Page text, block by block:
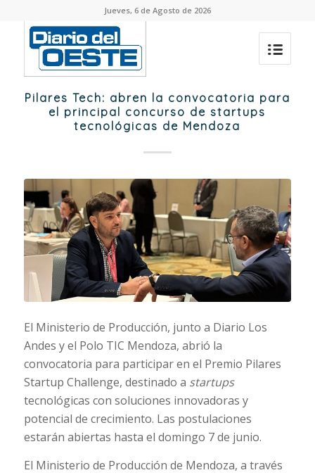
Jueves, 6 de Agosto de 2026
Pilares Tech: abren la convocatoria para
el principal concurso de startups
tecnológicas de Mendoza
El Ministerio de Producción, junto a Diario Los
Andes y el Polo TIC Mendoza, abrió la
convocatoria para participar en el Premio Pilares
Startup Challenge, destinado a startups
tecnológicas con soluciones innovadoras y
potencial de crecimiento. Las postulaciones
estarán abiertas hasta el domingo 7 de junio.
El Ministerio de Producción de Mendoza, a través